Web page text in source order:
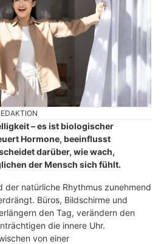
– es ist biologischer
Hormone, beeinflusst
darüber, wie wach,
der Mensch sich fühlt.
der natürliche Rhythmus zunehmend
Büros, Bildschirme und
den Tag, verändern den
die innere Uhr.
von einer